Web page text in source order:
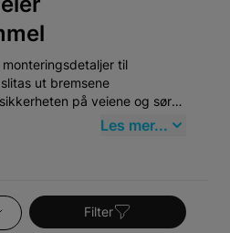
til
ut bremsene
på veiene og sørg
den skal. Kjøp hos oss i dag!
Les mer...
Filter